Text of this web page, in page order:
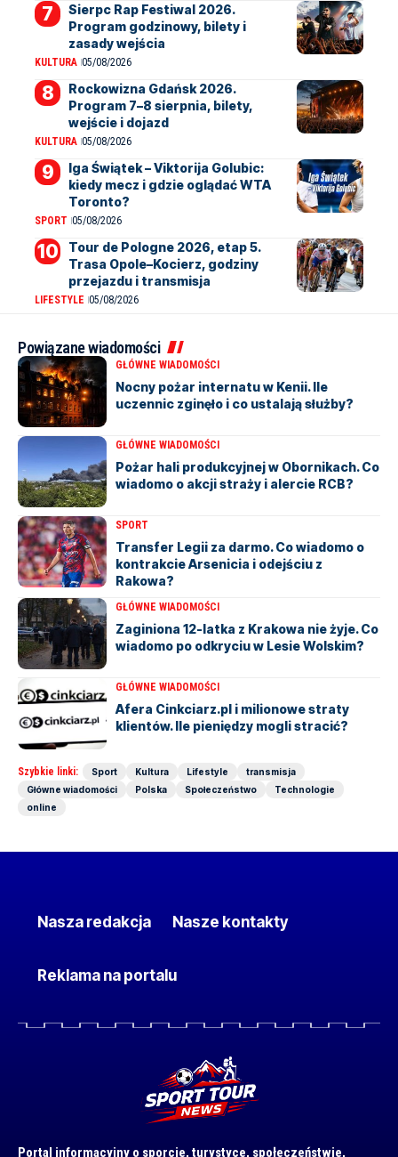
Sierpc Rap Festiwal 2026.
Program godzinowy, bilety i
zasady wejścia
KULTURA 05/08/2026
Rockowizna Gdańsk 2026.
Program 7–8 sierpnia, bilety,
wejście i dojazd
KULTURA 05/08/2026
Iga Świątek – Viktorija Golubic:
kiedy mecz i gdzie oglądać WTA
Toronto?
SPORT 05/08/2026
Tour de Pologne 2026, etap 5.
Trasa Opole–Kocierz, godziny
przejazdu i transmisja
LIFESTYLE 05/08/2026
Powiązane wiadomości
GŁÓWNE WIADOMOŚCI
Nocny pożar internatu w Kenii. Ile
uczennic zginęło i co ustalają służby?
GŁÓWNE WIADOMOŚCI
Pożar hali produkcyjnej w Obornikach. Co
wiadomo o akcji straży i alercie RCB?
SPORT
Transfer Legii za darmo. Co wiadomo o
kontrakcie Arsenicia i odejściu z
Rakowa?
GŁÓWNE WIADOMOŚCI
Zaginiona 12-latka z Krakowa nie żyje. Co
wiadomo po odkryciu w Lesie Wolskim?
GŁÓWNE WIADOMOŚCI
Afera Cinkciarz.pl i milionowe straty
klientów. Ile pieniędzy mogli stracić?
Szybkie linki: Sport Kultura Lifestyle
transmisja
Główne wiadomości
Polska Społeczeństwo
Technologie
online
Nasza redakcja Nasze kontakty
Reklama na portalu
Portal informacyjny o sporcie, turystyce, społeczeństwie,